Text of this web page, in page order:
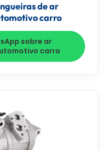
de ar
carro
sobre ar
carro